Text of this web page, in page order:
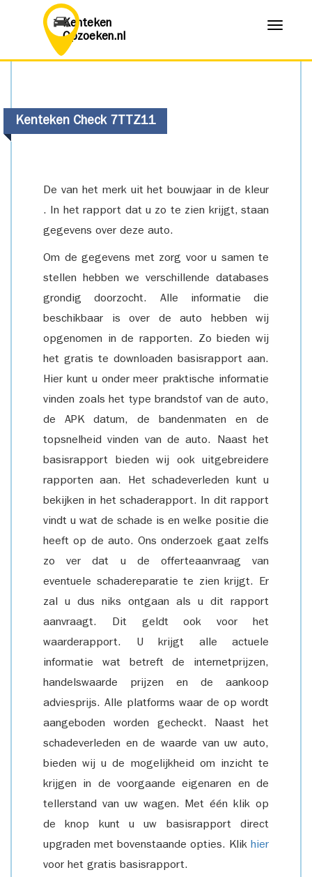
Kenteken
Opzoeken.nl
Menu
Kenteken Check 7TTZ11
De van het merk uit het bouwjaar in de kleur
. In het rapport dat u zo te zien krijgt, staan
gegevens over deze auto.
Om de gegevens met zorg voor u samen te
stellen hebben we verschillende databases
grondig doorzocht. Alle informatie die
beschikbaar is over de auto hebben wij
opgenomen in de rapporten. Zo bieden wij
het gratis te downloaden basisrapport aan.
Hier kunt u onder meer praktische informatie
vinden zoals het type brandstof van de auto,
de APK datum, de bandenmaten en de
topsnelheid vinden van de auto. Naast het
basisrapport bieden wij ook uitgebreidere
rapporten aan. Het schadeverleden kunt u
bekijken in het schaderapport. In dit rapport
vindt u wat de schade is en welke positie die
heeft op de auto. Ons onderzoek gaat zelfs
zo ver dat u de offerteaanvraag van
eventuele schadereparatie te zien krijgt. Er
zal u dus niks ontgaan als u dit rapport
aanvraagt. Dit geldt ook voor het
waarderapport. U krijgt alle actuele
informatie wat betreft de internetprijzen,
handelswaarde prijzen en de aankoop
adviesprijs. Alle platforms waar de op wordt
aangeboden worden gecheckt. Naast het
schadeverleden en de waarde van uw auto,
bieden wij u de mogelijkheid om inzicht te
krijgen in de voorgaande eigenaren en de
tellerstand van uw wagen. Met één klik op
de knop kunt u uw basisrapport direct
upgraden met bovenstaande opties. Klik hier
voor het gratis basisrapport.